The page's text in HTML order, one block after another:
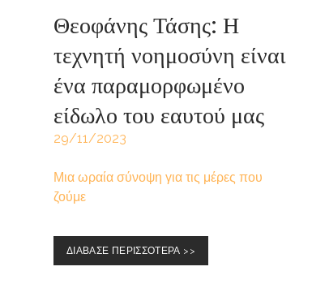
Θεοφάνης Τάσης: Η
τεχνητή νοημοσύνη είναι
ένα παραμορφωμένο
είδωλο του εαυτού μας
29/11/2023
Μια ωραία σύνοψη για τις μέρες που
ζούμε
ΔΙΑΒΑΣΕ ΠΕΡΙΣΣΟΤΕΡΑ >>